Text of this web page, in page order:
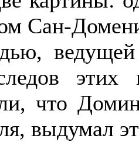
Сан-
ведущей
что
выдумал